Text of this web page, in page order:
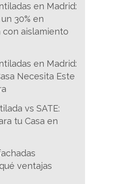
en Madrid:
30% en
aislamiento
en Madrid:
Necesita Este
vs SATE:
tu Casa en
ventajas